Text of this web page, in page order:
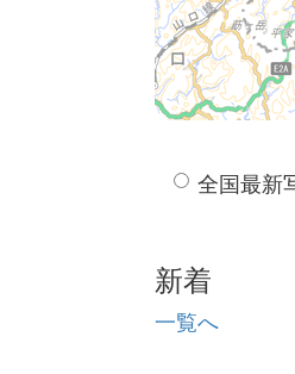
全国最新
新着
一覧へ